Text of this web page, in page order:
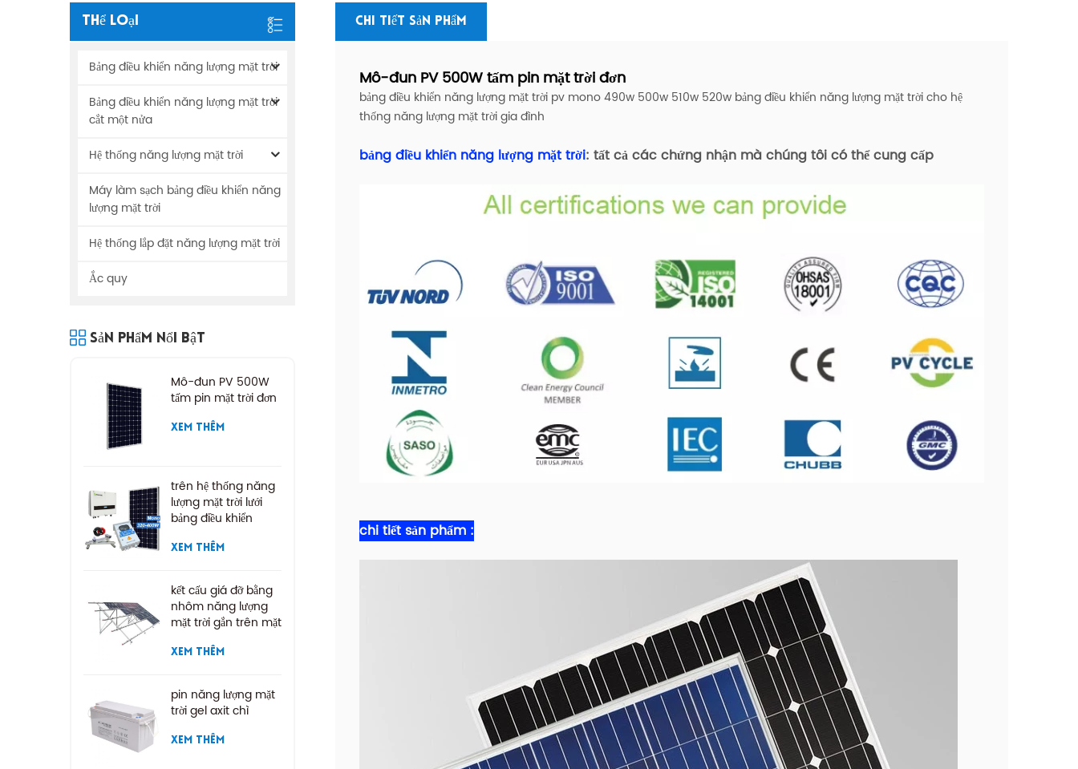
Thể Loại
Bảng điều khiển năng lượng mặt trời
Bảng điều khiển năng lượng mặt trời
cắt một nửa
Hệ thống năng lượng mặt trời
Máy làm sạch bảng điều khiển năng
lượng mặt trời
Hệ thống lắp đặt năng lượng mặt trời
Ắc quy
Sản Phẩm Nổi Bật
Mô-đun PV 500W
tấm pin mặt trời đơn
XEM THÊM
trên hệ thống năng
lượng mặt trời lưới
bảng điều khiển
XEM THÊM
kết cấu giá đỡ bằng
nhôm năng lượng
mặt trời gắn trên mặt
XEM THÊM
pin năng lượng mặt
trời gel axit chì
XEM THÊM
Chi Tiết Sản Phẩm
Mô-đun PV 500W tấm pin mặt trời đơn
bảng điều khiển năng lượng mặt trời pv mono 490w 500w 510w 520w bảng điều khiển năng lượng mặt trời cho hệ
thống năng lượng mặt trời gia đình
bảng điều khiển năng lượng mặt trời: tất cả các chứng nhận mà chúng tôi có thể cung cấp
chi tiết sản phẩm :